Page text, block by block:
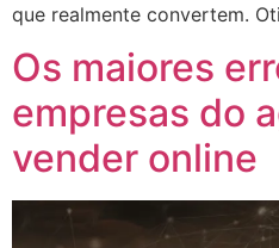
que realmente convertem.
Os maiores
empresas do
vender online